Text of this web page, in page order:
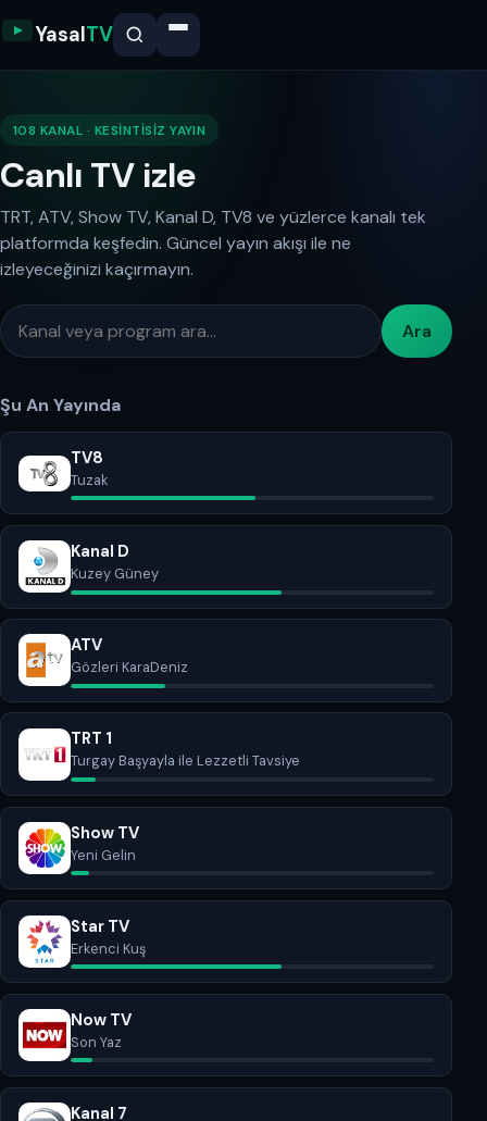
YasalTV
108 KANAL · KESINTISIZ YAYIN
Canlı TV izle
TRT, ATV, Show TV, Kanal D, TV8 ve yüzlerce kanalı tek
platformda keşfedin. Güncel yayın akışı ile ne
izleyeceğinizi kaçırmayın.
Ara
Şu An Yayında
TV8
Tuzak
Kanal D
Kuzey Güney
ATV
Gözleri KaraDeniz
TRT 1
Turgay Başyayla ile Lezzetli Tavsiye
Show TV
Yeni Gelin
Star TV
Erkenci Kuş
Now TV
Son Yaz
Kanal 7